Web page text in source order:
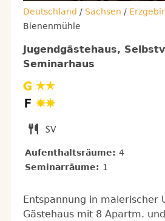
Deutschland / Sachsen /
Bienenmühle
Jugendgästehaus,
Seminarhaus
Aufenthaltsräume: 4
Seminarräume: 1
Entspannung in malerischer
Gästehaus mit 8 Apartm.